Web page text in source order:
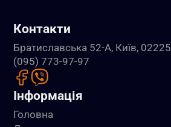
Контакти
Братиславська 52-А, Київ, 02225
(095) 773-97-97
Інформація
Головна